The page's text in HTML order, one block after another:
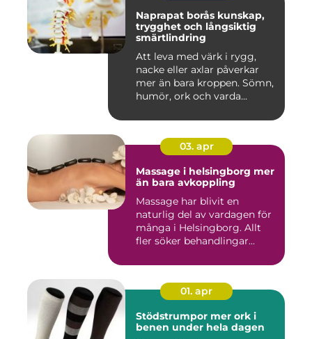
Naprapat borås kunskap,
trygghet och långsiktig
smärtlindring
Att leva med värk i rygg,
nacke eller axlar påverkar
mer än bara kroppen. Sömn,
humör, ork och varda...
03. apr
Massage i helsingborg mer
än bara avkoppling
Massage har blivit en
naturlig del av vardagen för
många i Helsingborg. Allt
fler söker behandlingar...
01. apr
Stödstrumpor mer ork i
benen under hela dagen